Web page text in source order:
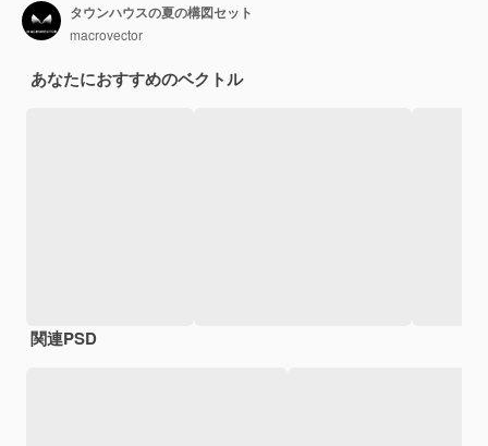
タウンハウスの夏の構図セット
macrovector
あなたにおすすめのベクトル
関連PSD